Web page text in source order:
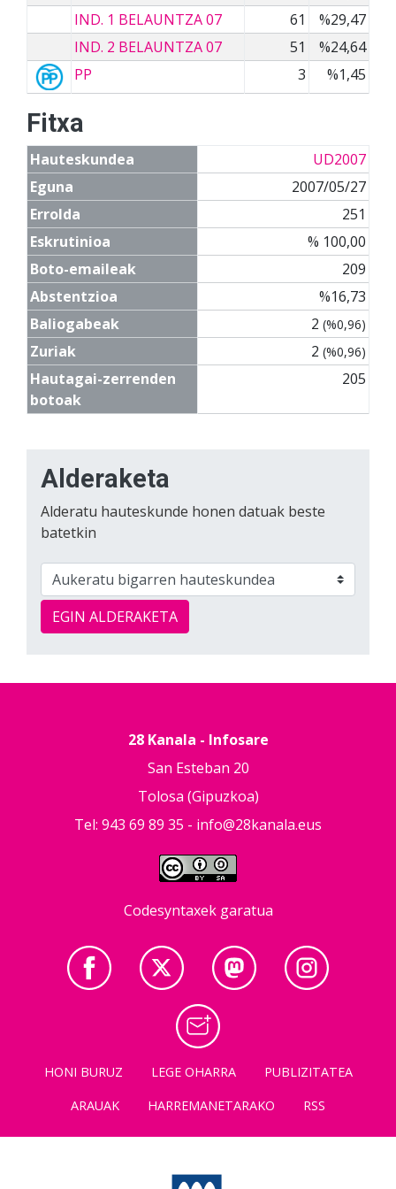
IND. 1 BELAUNTZA 07
61
%29,47
IND. 2 BELAUNTZA 07
51
%24,64
PP
3 %1,45
Fitxa
Hauteskundea
UD2007
Eguna
2007/05/27
Errolda
251
Eskrutinioa
% 100,00
Boto-emaileak
209
Abstentzioa
%16,73
Baliogabeak
2 (%0,96)
Zuriak 2 (%0,96)
Hautagai-zerrenden
botoak
205
Alderaketa
Alderatu hauteskunde honen datuak beste
batetkin
EGIN ALDERAKETA
28 Kanala - Infosare
San Esteban 20
Tolosa (Gipuzkoa)
Tel: 943 69 89 35 - info@28kanala.eus
Codesyntaxek garatua
HONI BURUZ LEGE OHARRA
PUBLIZITATEA
ARAUAK
HARREMANETARAKO RSS